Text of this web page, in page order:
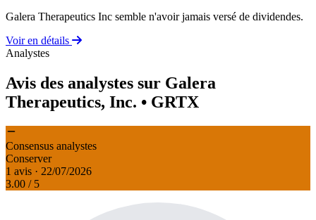
Galera Therapeutics Inc semble n'avoir jamais versé de dividendes.
Voir en détails
Analystes
Avis des analystes sur Galera
Therapeutics, Inc. • GRTX
Consensus analystes
Conserver
1 avis · 22/07/2026
3.00 / 5